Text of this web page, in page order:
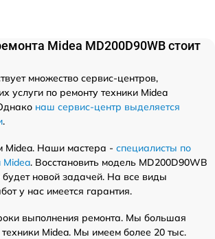
Midea MD200D90WB стоит
множество сервис-центров,
услуги по ремонту техники Midea
наш сервис-центр выделяется
.
Midea. Наши мастера - специалисты по
Midea. Восстановить модель MD200D90WB
новой задачей. На все виды
у нас имеется гарантия.
выполнения ремонта. Мы большая
техники Midea. Мы имеем более 20 тыс.